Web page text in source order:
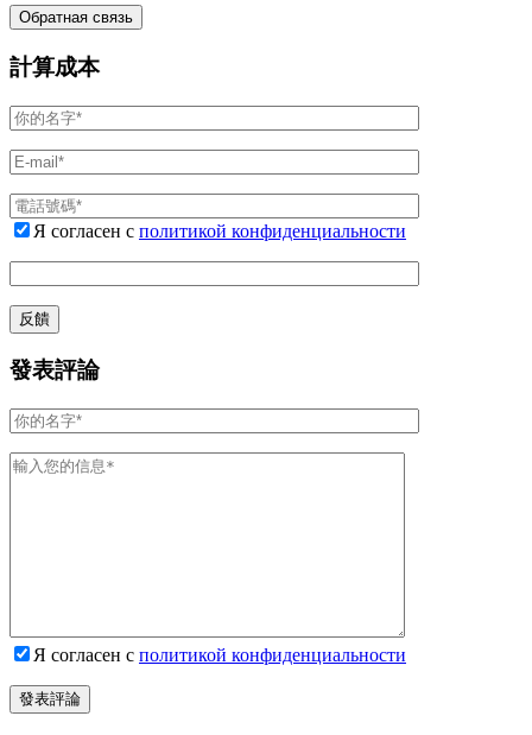
計算成本
Я согласен с политикой конфиденциальности
發表評論
Я согласен с политикой конфиденциальности